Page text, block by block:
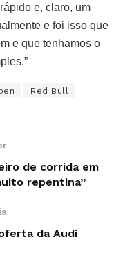
e, claro, um
e foi isso que
e que tenhamos o
Red Bull
de corrida em
repentina”
da Audi